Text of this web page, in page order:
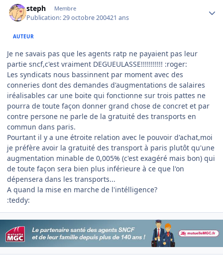
steph Membre
Publication:29 octobre 200421 ans
AUTEUR
Je ne savais pas que les agents ratp ne payaient pas leur
partie sncf,c'est vraiment DEGUEULASSE!!!!!!!!!!! :roger:
Les syndicats nous bassinnent par moment avec des
conneries dont des demandes d'augmentations de salaires
iréalisables car une boite qui fonctionne sur trois pattes ne
pourra de toute façon donner grand chose de concret et par
contre persone ne parle de la gratuité des transports en
commun dans paris.
Pourtant il y a une étroite relation avec le pouvoir d'achat,moi
je préfère avoir la gratuité des transport à paris plutôt qu'une
augmentation minable de 0,005% (c'est exagéré mais bon) qui
de toute façon sera bien plus inférieure à ce que l'on
dépensera dans les transports...
A quand la mise en marche de l'intélligence?
:teddy: